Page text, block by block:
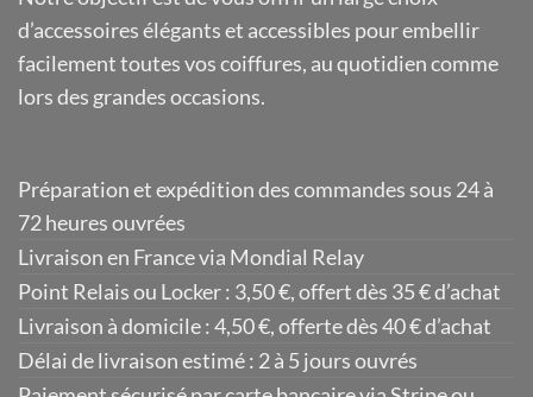
d’accessoires élégants et accessibles pour embellir
facilement toutes vos coiffures, au quotidien comme
lors des grandes occasions.
Préparation et expédition des commandes sous 24 à
72 heures ouvrées
Livraison en France via Mondial Relay
Point Relais ou Locker : 3,50 €, offert dès 35 € d’achat
Livraison à domicile : 4,50 €, offerte dès 40 € d’achat
Délai de livraison estimé : 2 à 5 jours ouvrés